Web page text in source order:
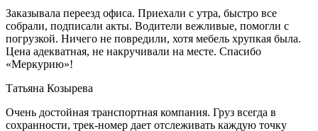
Заказывала переезд офиса. Приехали с утра, быстро все
собрали, подписали акты. Водители вежливые, помогли с
погрузкой. Ничего не повредили, хотя мебель хрупкая была.
Цена адекватная, не накручивали на месте. Спасибо
«Меркурию»!
Татьяна Козырева
Очень достойная транспортная компания. Груз всегда в
сохранности, трек-номер дает отслеживать каждую точку